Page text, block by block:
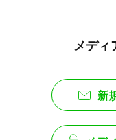
メディ
新